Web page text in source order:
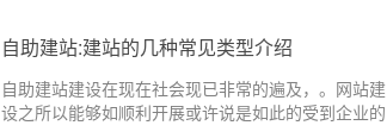
自助建站:建站的几种常见类型介绍
自助建站建设在现在社会现已非常的遍及，。网站建
设之所以能够如顺利开展或许说是如此的受到企业的